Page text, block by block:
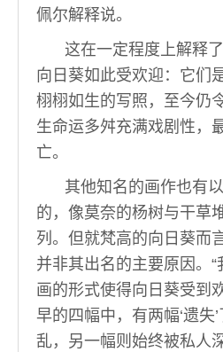
佩尔解释说。
这在一定程度上解释
向日葵如此受欢迎：它们
栩栩如生的写照，至今仍
生命运多舛充满戏剧性，
亡。
其他知名的画作也有
的，像莫奈的杨树与干草
列。但就梵高的向日葵而
并非其出名的主要原因。
画的形式使得向日葵受到
早的四幅中，有两幅‘遗失
乱，另一幅则始终被私人